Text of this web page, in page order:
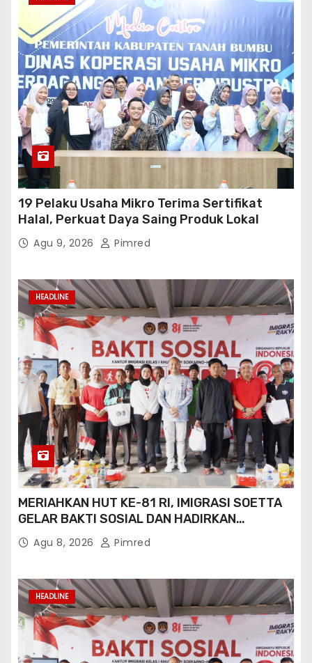
19 Pelaku Usaha Mikro Terima Sertifikat
Halal, Perkuat Daya Saing Produk Lokal
Agu 9, 2026 Pimred
HEADLINE
MERIAHKAN HUT KE-81 RI, IMIGRASI SOETTA
GELAR BAKTI SOSIAL DAN HADIRKAN
LAYANAN PASPOR DI AKHIR PEKAN
Agu 8, 2026 Pimred
HEADLINE